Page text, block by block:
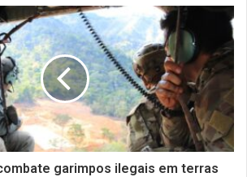
garimpos ilegais em terras